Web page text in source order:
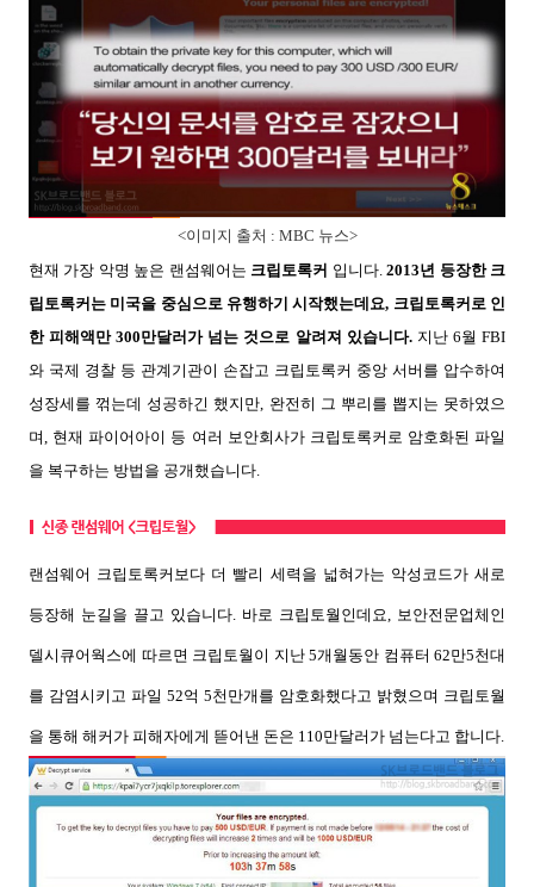
<이미지 출처 : MBC 뉴스>
현재 가장 악명 높은 랜섬웨어는 크립토록커 입니다.2013년 등장한 크
립토록커는 미국을 중심으로 유행하기 시작했는데요, 크립토록커로 인
한 피해액만 300만달러가 넘는 것으로 알려져 있습니다.지난 6월 FBI
와 국제 경찰 등 관계기관이 손잡고 크립토록커 중앙 서버를 압수하여
성장세를 꺾는데 성공하긴 했지만, 완전히 그 뿌리를 뽑지는 못하였으
며, 현재 파이어아이 등 여러 보안회사가 크립토록커로 암호화된 파일
을 복구하는 방법을 공개했습니다.
랜섬웨어 크립토록커보다 더 빨리 세력을 넓혀가는 악성코드가 새로
등장해 눈길을 끌고 있습니다. 바로 크립토월인데요, 보안전문업체인
델시큐어웍스에 따르면 크립토월이 지난 5개월동안 컴퓨터 62만5천대
를 감염시키고 파일 52억 5천만개를 암호화했다고 밝혔으며 크립토월
을 통해 해커가 피해자에게 뜯어낸 돈은 110만달러가 넘는다고 합니다.